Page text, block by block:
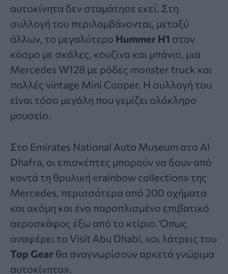
αυτοκίνητα δεν σταμάτησε εκεί. Στη
συλλογή του περιλαμβάνονται, μεταξύ
άλλων, το μεγαλύτερο Hummer H1 στον
κόσμο με σκάλες, κουζίνα και μπάνιο, μια
Mercedes W128 με ρόδες monster truck και
πολλές vintage Mini Cooper. Η συλλογή του
είναι τόσο μεγάλη που γεμίζει ολόκληρο
μουσείο.
Στο Emirates National Auto Museum στο Al
Dhafra, οι επισκέπτες μπορούν να δουν από
κοντά τη θρυλική «rainbow collection» της
Mercedes, περισσότερα από 200 οχήματα
και ακόμη και ένα παροπλισμένο επιβατικό
αεροσκάφος έξω από το κτίριο. Όπως
αναφέρει το Visit Abu Dhabi, «οι λάτρεις του
Top Gear θα αναγνωρίσουν αρκετά γνώριμα
αυτοκίνητα».